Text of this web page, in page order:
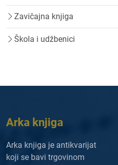
Zavičajna knjiga
Škola i udžbenici
Arka knjiga
Arka knjiga je antikvarijat
koji se bavi trgovinom